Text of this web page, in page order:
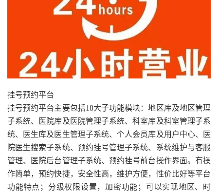
挂号预约平台
挂号预约平台主要包括18大子功能模块：地区库及地区管理
子系统、医院库及医院管理子系统、科室库及科室管理子系
统、医生库及医生管理子系统、个人会员库及用户中心、医
院医生搜索子系统、预约挂号管理子系统、系统维护与客服
管理、医院后台管理子系统、预约挂号前台操作界面。有操
作简单，预约快捷，安全性高，维护方便，性价比好等平台
功能特点；分级权限设置，加密功能；可以实现地区、时